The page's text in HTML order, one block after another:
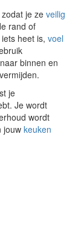
je ze veilig
rand of
heet is, voel
binnen en
je
Je wordt
wordt
jouw keuken